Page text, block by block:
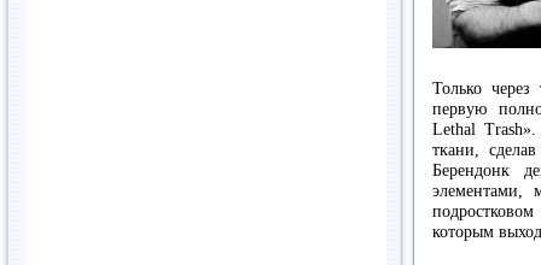
Только через
первую
Lethal Trash».
ткани,
Берендонк
элементами,
которым